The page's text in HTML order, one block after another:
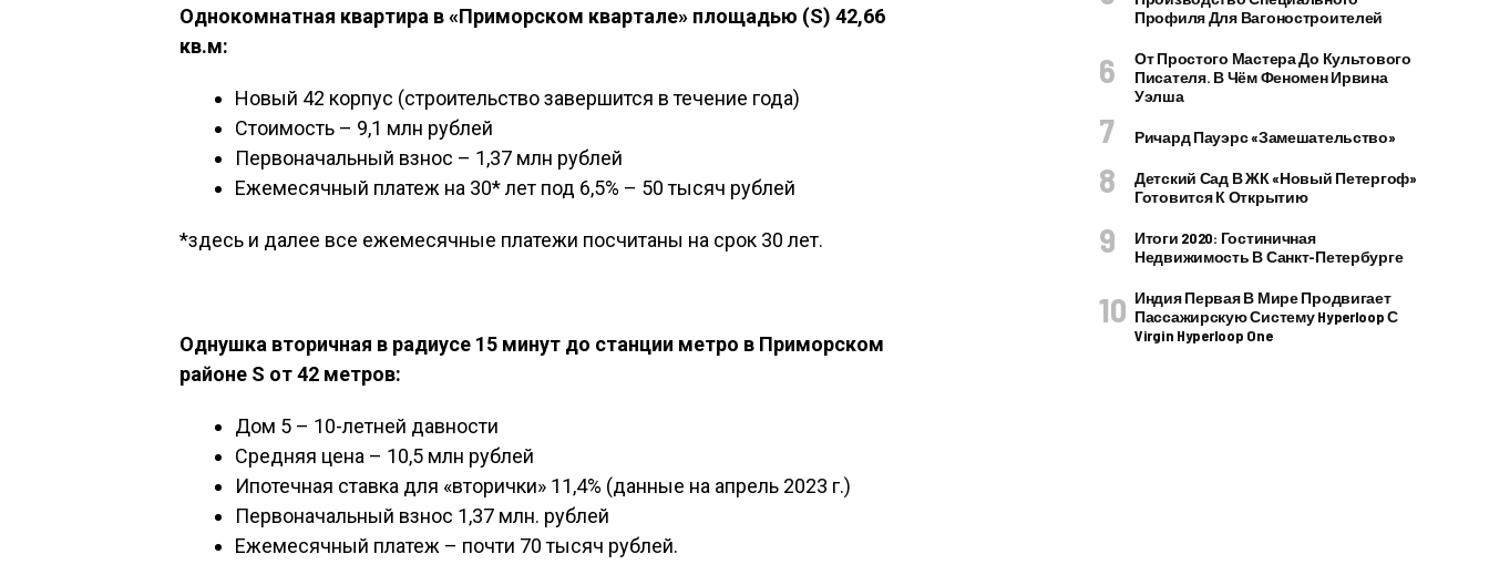
Однокомнатная квартира в «Приморском квартале» площадью (S) 42,66
кв.м:
Новый 42 корпус (строительство завершится в течение года)
Стоимость – 9,1 млн рублей
Первоначальный взнос – 1,37 млн рублей
Ежемесячный платеж на 30* лет под 6,5% – 50 тысяч рублей
*здесь и далее все ежемесячные платежи посчитаны на срок 30 лет.
Однушка вторичная в радиусе 15 минут до станции метро в Приморском
районе S от 42 метров:
Дом 5 – 10-летней давности
Средняя цена – 10,5 млн рублей
Ипотечная ставка для «вторички» 11,4% (данные на апрель 2023 г.)
Первоначальный взнос 1,37 млн. рублей
Ежемесячный платеж – почти 70 тысяч рублей.
Профиля Для Вагоностроителей
От Простого Мастера До Культового
Писателя. В Чём Феномен Ирвина
Уэлша
Ричард Пауэрс «Замешательство»
Детский Сад В ЖК «Новый Петергоф»
Готовится К Открытию
Итоги 2020: Гостиничная
Недвижимость В Санкт-Петербурге
Индия Первая В Мире Продвигает
Пассажирскую Систему Hyperloop С
Virgin Hyperloop One